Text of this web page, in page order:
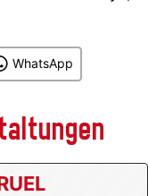
WhatsApp